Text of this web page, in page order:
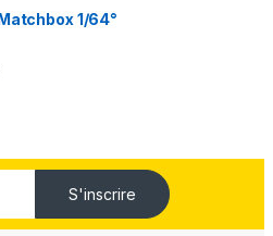
1/64°
S'inscrire